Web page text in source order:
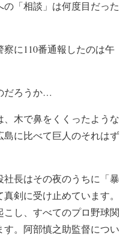
「相談」は何度目だった
に110番通報したのは午
だろうか…
木で鼻をくくったような
に比べて巨人のそれはず
長はその夜のうちに「暴
剣に受け止めています。
し、すべてのプロ野球関
。阿部慎之助監督につい